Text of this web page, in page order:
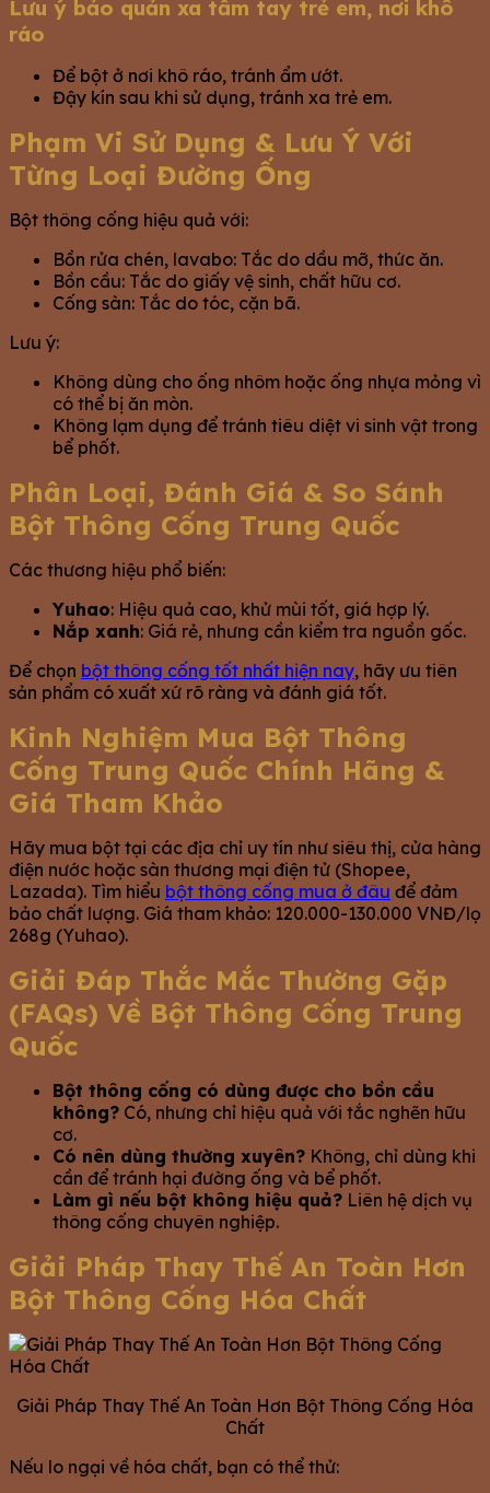
Lưu ý bảo quản xa tầm tay trẻ em, nơi khô
ráo
Để bột ở nơi khô ráo, tránh ẩm ướt.
Đậy kín sau khi sử dụng, tránh xa trẻ em.
Phạm Vi Sử Dụng & Lưu Ý Với
Từng Loại Đường Ống
Bột thông cống hiệu quả với:
Bồn rửa chén, lavabo: Tắc do dầu mỡ, thức ăn.
Bồn cầu: Tắc do giấy vệ sinh, chất hữu cơ.
Cống sàn: Tắc do tóc, cặn bã.
Lưu ý:
Không dùng cho ống nhôm hoặc ống nhựa mỏng vì
có thể bị ăn mòn.
Không lạm dụng để tránh tiêu diệt vi sinh vật trong
bể phốt.
Phân Loại, Đánh Giá & So Sánh
Bột Thông Cống Trung Quốc
Các thương hiệu phổ biến:
Yuhao: Hiệu quả cao, khử mùi tốt, giá hợp lý.
Nắp xanh: Giá rẻ, nhưng cần kiểm tra nguồn gốc.
Để chọn bột thông cống tốt nhất hiện nay, hãy ưu tiên
sản phẩm có xuất xứ rõ ràng và đánh giá tốt.
Kinh Nghiệm Mua Bột Thông
Cống Trung Quốc Chính Hãng &
Giá Tham Khảo
Hãy mua bột tại các địa chỉ uy tín như siêu thị, cửa hàng
điện nước hoặc sàn thương mại điện tử (Shopee,
Lazada). Tìm hiểu bột thông cống mua ở đâu để đảm
bảo chất lượng. Giá tham khảo: 120.000-130.000 VNĐ/lọ
268g (Yuhao).
Giải Đáp Thắc Mắc Thường Gặp
(FAQs) Về Bột Thông Cống Trung
Quốc
Bột thông cống có dùng được cho bồn cầu
không? Có, nhưng chỉ hiệu quả với tắc nghẽn hữu
cơ.
Có nên dùng thường xuyên? Không, chỉ dùng khi
cần để tránh hại đường ống và bể phốt.
Làm gì nếu bột không hiệu quả? Liên hệ dịch vụ
thông cống chuyên nghiệp.
Giải Pháp Thay Thế An Toàn Hơn
Bột Thông Cống Hóa Chất
Giải Pháp Thay Thế An Toàn Hơn Bột Thông Cống Hóa
Chất
Nếu lo ngại về hóa chất, bạn có thể thử: